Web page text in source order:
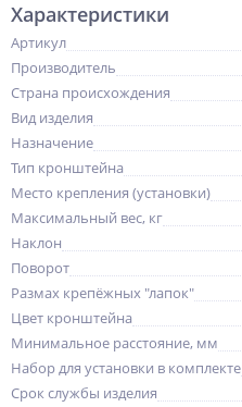
Характеристики
Артикул
Производитель
Страна происхождения
Вид изделия
Назначение
Тип кронштейна
Место крепления (установки)
Максимальный вес, кг
Наклон
Поворот
Размах крепёжных "лапок"
Цвет кронштейна
Минимальное расстояние, мм
Набор для установки в комплекте
Срок службы изделия